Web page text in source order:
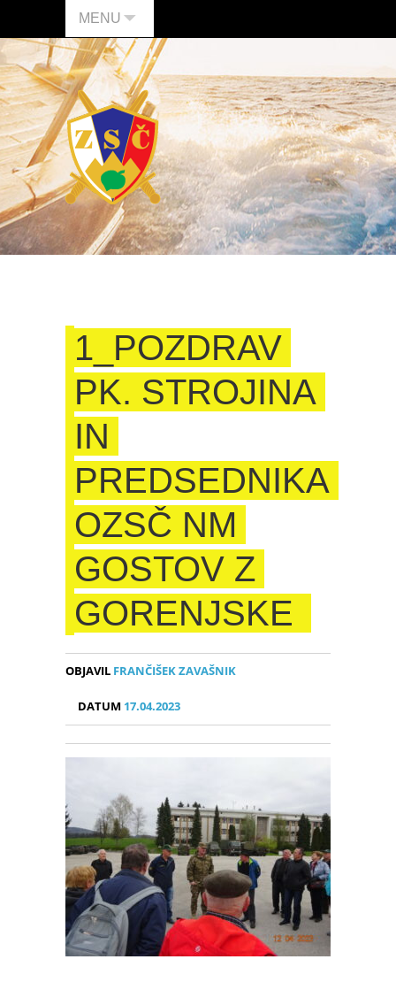
MENU
1_POZDRAV
PK. STROJINA
IN
PREDSEDNIKA
OZSČ NM
GOSTOV Z
GORENJSKE
OBJAVIL FRANČIŠEK ZAVAŠNIK
DATUM 17.04.2023